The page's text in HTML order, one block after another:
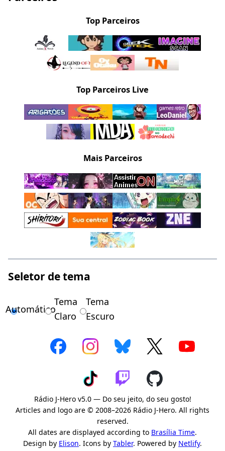
Top Parceiros
Top Parceiros Live
Mais Parceiros
Seletor de tema
Automático
Tema
Claro
Tema
Escuro
Rádio J-Hero v5.0 — Do seu jeito, do seu gosto!
Articles and logo are © 2008–2026 Rádio J-Hero. All rights
reserved.
All dates are displayed according to Brasília Time.
Design by Elison. Icons by Tabler. Powered by Netlify.